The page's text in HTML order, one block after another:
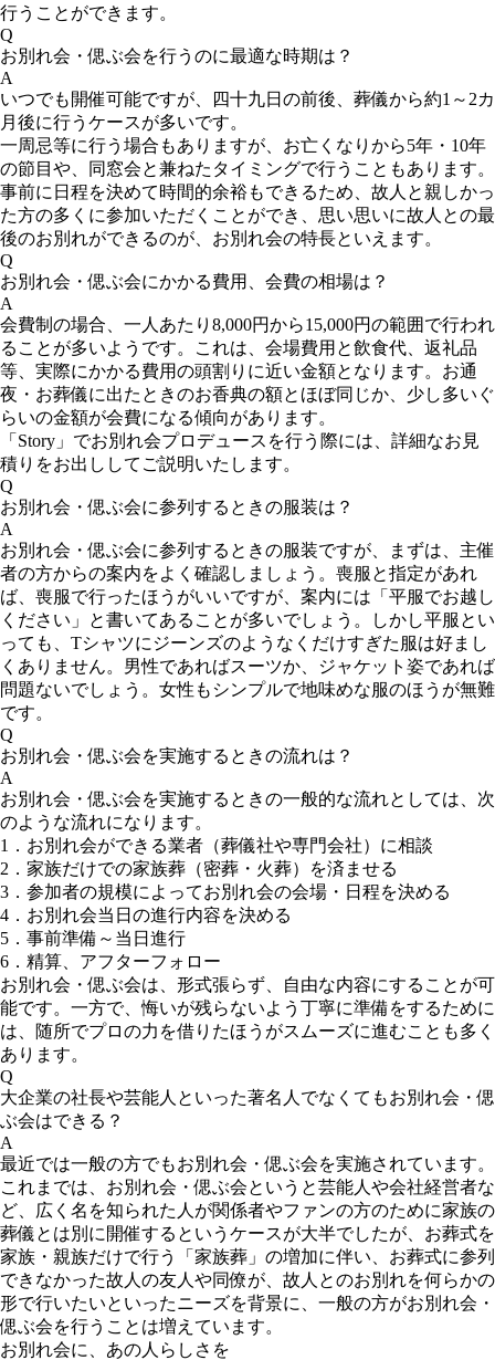
行うことができます。
Q
お別れ会・偲ぶ会を行うのに最適な時期は？
A
いつでも開催可能ですが、四十九日の前後、葬儀から約1～2カ
月後に行うケースが多いです。
一周忌等に行う場合もありますが、お亡くなりから5年・10年
の節目や、同窓会と兼ねたタイミングで行うこともあります。
事前に日程を決めて時間的余裕もできるため、故人と親しかっ
た方の多くに参加いただくことができ、思い思いに故人との最
後のお別れができるのが、お別れ会の特長といえます。
Q
お別れ会・偲ぶ会にかかる費用、会費の相場は？
A
会費制の場合、一人あたり8,000円から15,000円の範囲で行われ
ることが多いようです。これは、会場費用と飲食代、返礼品
等、実際にかかる費用の頭割りに近い金額となります。お通
夜・お葬儀に出たときのお香典の額とほぼ同じか、少し多いぐ
らいの金額が会費になる傾向があります。
「Story」でお別れ会プロデュースを行う際には、詳細なお見
積りをお出ししてご説明いたします。
Q
お別れ会・偲ぶ会に参列するときの服装は？
A
お別れ会・偲ぶ会に参列するときの服装ですが、まずは、主催
者の方からの案内をよく確認しましょう。喪服と指定があれ
ば、喪服で行ったほうがいいですが、案内には「平服でお越し
ください」と書いてあることが多いでしょう。しかし平服とい
っても、Tシャツにジーンズのようなくだけすぎた服は好まし
くありません。男性であればスーツか、ジャケット姿であれば
問題ないでしょう。女性もシンプルで地味めな服のほうが無難
です。
Q
お別れ会・偲ぶ会を実施するときの流れは？
A
お別れ会・偲ぶ会を実施するときの一般的な流れとしては、次
のような流れになります。
1．お別れ会ができる業者（葬儀社や専門会社）に相談
2．家族だけでの家族葬（密葬・火葬）を済ませる
3．参加者の規模によってお別れ会の会場・日程を決める
4．お別れ会当日の進行内容を決める
5．事前準備～当日進行
6．精算、アフターフォロー
お別れ会・偲ぶ会は、形式張らず、自由な内容にすることが可
能です。一方で、悔いが残らないよう丁寧に準備をするために
は、随所でプロの力を借りたほうがスムーズに進むことも多く
あります。
Q
大企業の社長や芸能人といった著名人でなくてもお別れ会・偲
ぶ会はできる？
A
最近では一般の方でもお別れ会・偲ぶ会を実施されています。
これまでは、お別れ会・偲ぶ会というと芸能人や会社経営者な
ど、広く名を知られた人が関係者やファンの方のために家族の
葬儀とは別に開催するというケースが大半でしたが、お葬式を
家族・親族だけで行う「家族葬」の増加に伴い、お葬式に参列
できなかった故人の友人や同僚が、故人とのお別れを何らかの
形で行いたいといったニーズを背景に、一般の方がお別れ会・
偲ぶ会を行うことは増えています。
お別れ会に、あの人らしさを